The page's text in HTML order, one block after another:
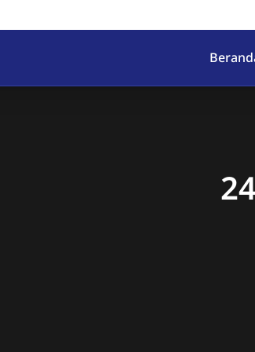
Kec. Lumbir,